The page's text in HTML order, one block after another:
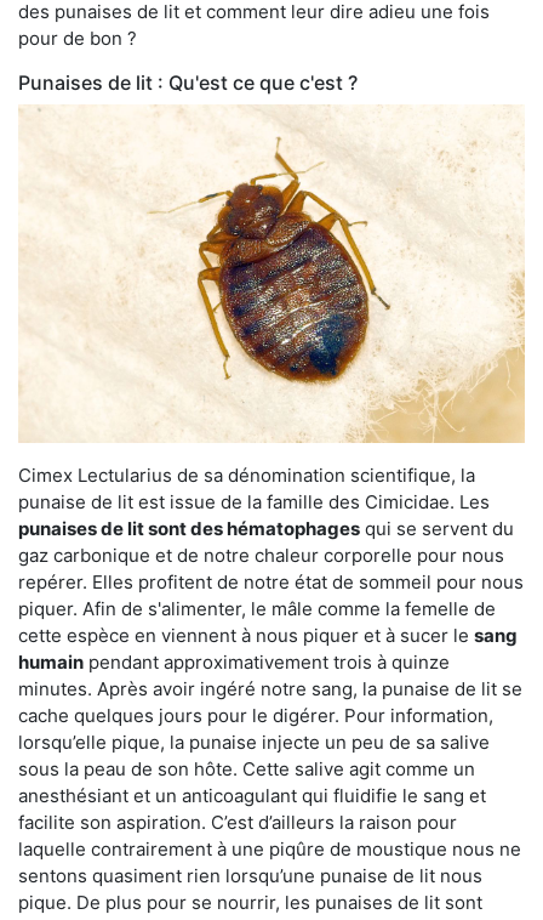
des punaises de lit et comment leur dire adieu une fois
pour de bon ?
Punaises de lit : Qu'est ce que c'est ?
Cimex Lectularius de sa dénomination scientifique, la
punaise de lit est issue de la famille des Cimicidae. Les
punaises de lit sont des hématophages qui se servent du
gaz carbonique et de notre chaleur corporelle pour nous
repérer. Elles profitent de notre état de sommeil pour nous
piquer. Afin de s'alimenter, le mâle comme la femelle de
cette espèce en viennent à nous piquer et à sucer le sang
humain pendant approximativement trois à quinze
minutes. Après avoir ingéré notre sang, la punaise de lit se
cache quelques jours pour le digérer. Pour information,
lorsqu’elle pique, la punaise injecte un peu de sa salive
sous la peau de son hôte. Cette salive agit comme un
anesthésiant et un anticoagulant qui fluidifie le sang et
facilite son aspiration. C’est d’ailleurs la raison pour
laquelle contrairement à une piqûre de moustique nous ne
sentons quasiment rien lorsqu’une punaise de lit nous
pique. De plus pour se nourrir, les punaises de lit sont